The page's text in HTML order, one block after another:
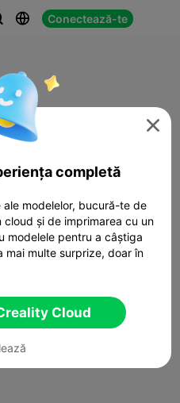
 Conectează-te

completă
modelelor, bucură-te de
și de imprimarea cu un
modelele pentru a câștiga
mai multe surprize, doar în
Cloud